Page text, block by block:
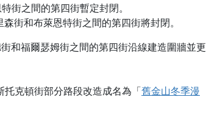
街之間的第四街暫定封閉。
街和布萊恩特街之間的第四街將封閉。
和福爾瑟姆街之間的第四街沿線建造圍牆並更
克頓街部分路段改造成名為「 舊金山冬季漫